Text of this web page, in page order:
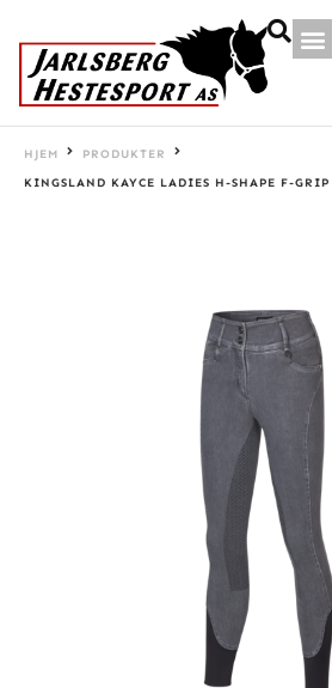
HJEM
PRODUKTER
KINGSLAND KAYCE LADIES H-SHAPE F-